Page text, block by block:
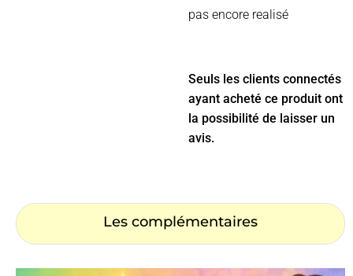
pas encore realisé
Seuls les clients connectés
ayant acheté ce produit ont
la possibilité de laisser un
avis.
Les complémentaires